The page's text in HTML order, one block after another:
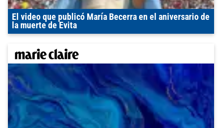
El video que publicó María Becerra en el aniversario de
la muerte de Evita